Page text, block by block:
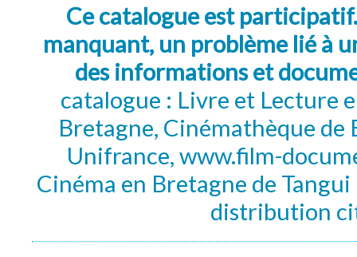
Ce catalogue est
manquant, un problème lié à
des informations et
catalogue : Livre et Lecture
Bretagne, Cinémathèque de
Unifrance, www.film-
Cinéma en Bretagne de
distribution